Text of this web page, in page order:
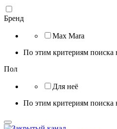
Бренд
Max Mara
По этим критериям поиска
Пол
Для неё
По этим критериям поиска